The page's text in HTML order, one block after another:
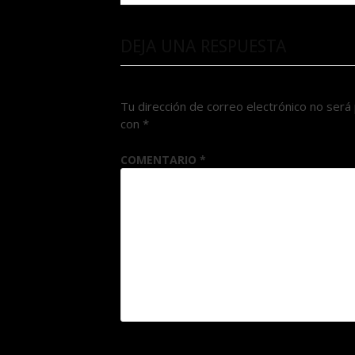
Tu dirección de correo electrónico no será
con *
COMENTARIO *